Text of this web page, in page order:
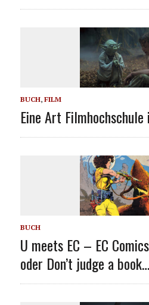
BUCH, FILM
Eine Art Filmhochschule
BUCH
U meets EC – EC
oder Don’t judge a book…